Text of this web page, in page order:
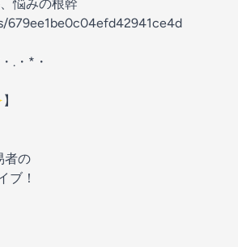
悩みの根幹
679ee1be0c04efd42941ce4d
.・*・
者の
ブ！